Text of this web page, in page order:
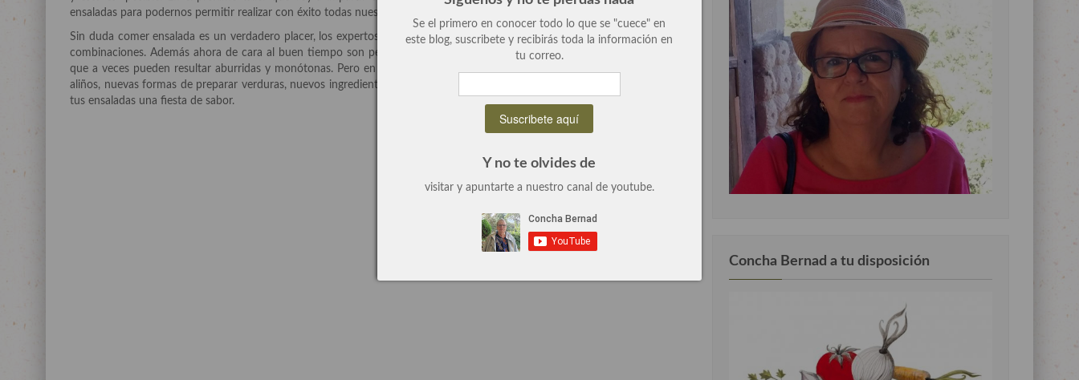
ensaladas para podernos permitir realizar con éxito todas nuestras fantasías cocineriles.
Sin duda comer ensalada es un verdadero placer, los expertos recomiendan hacerlo a diario, son sanas, sabrosas y tiene mil
combinaciones. Además ahora de cara al buen tiempo son perfectas para hacer una comida ligera y fresca. El problema es
que a veces pueden resultar aburridas y monótonas. Pero en este taller vamos a abrir un abanico de posibilidades infinitos:
aliños, nuevas formas de preparar verduras, nuevos ingredientes, cereales… todo un mundo nuevo por explorar, que hará de
tus ensaladas una fiesta de sabor.
Concha Bernad a tu disposición
Se el primero en conocer todo lo que se "cuece" en
este blog, suscribete y recibirás toda la información en
tu correo.
Y no te olvides de
visitar y apuntarte a nuestro canal de youtube.